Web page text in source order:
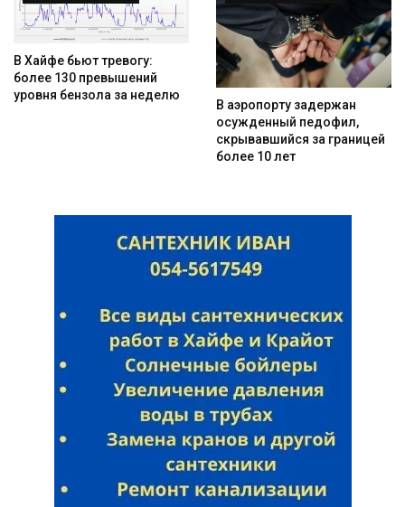
В Хайфе бьют тревогу:
более 130 превышений
уровня бензола за неделю
В аэропорту задержан
осужденный педофил,
скрывавшийся за границей
более 10 лет